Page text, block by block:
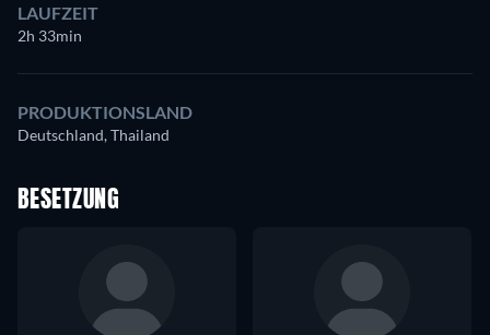
LAUFZEIT
2h 33min
PRODUKTIONSLAND
Deutschland, Thailand
BESETZUNG